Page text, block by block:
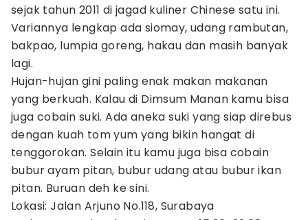
sejak tahun 2011 di jagad kuliner Chinese satu ini.
Variannya lengkap ada siomay, udang rambutan,
bakpao, lumpia goreng, hakau dan masih banyak
lagi.
Hujan-hujan gini paling enak makan makanan
yang berkuah. Kalau di Dimsum Manan kamu bisa
juga cobain suki. Ada aneka suki yang siap direbus
dengan kuah tom yum yang bikin hangat di
tenggorokan. Selain itu kamu juga bisa cobain
bubur ayam pitan, bubur udang atau bubur ikan
pitan. Buruan deh ke sini.
Lokasi: Jalan Arjuno No.118, Surabaya